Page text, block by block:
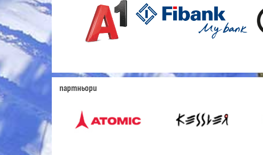
партньори